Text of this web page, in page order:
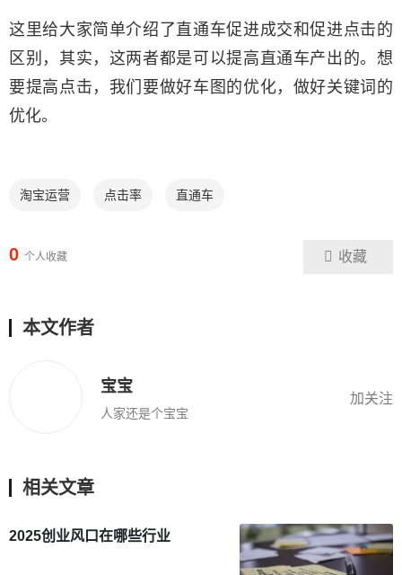
这里给大家简单介绍了直通车促进成交和促进点击的
区别，其实，这两者都是可以提高直通车产出的。想
要提高点击，我们要做好车图的优化，做好关键词的
优化。
淘宝运营 点击率 直通车
0 个人收藏 收藏
本文作者
宝宝
人家还是个宝宝
加关注
相关文章
2025创业风口在哪些行业